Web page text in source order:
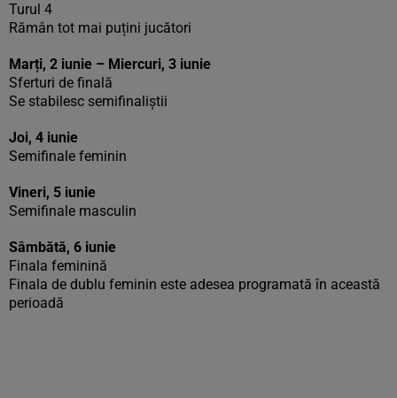
Turul 4
Rămân tot mai puțini jucători
Marți, 2 iunie – Miercuri, 3 iunie
Sferturi de finală
Se stabilesc semifinaliștii
Joi, 4 iunie
Semifinale feminin
Vineri, 5 iunie
Semifinale masculin
Sâmbătă, 6 iunie
Finala feminină
Finala de dublu feminin este adesea programată în această
perioadă